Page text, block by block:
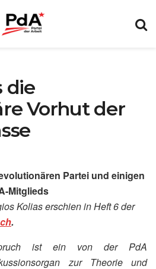
die
Vorhut der
Partei und einigen
Mitglieds
Kolias erschien in Heft 6 der
.
ist ein von der PdA
zur Theorie und